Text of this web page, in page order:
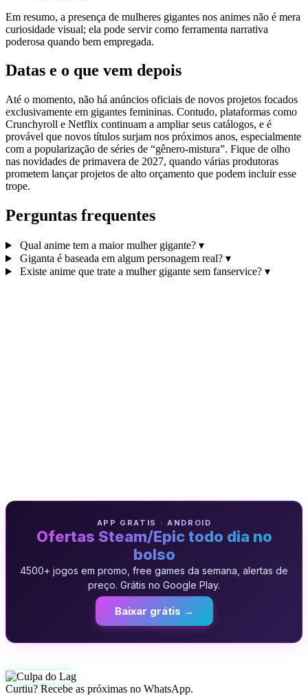
Em resumo, a presença de mulheres gigantes nos animes não é mera
curiosidade visual; ela pode servir como ferramenta narrativa
poderosa quando bem empregada.
Datas e o que vem depois
Até o momento, não há anúncios oficiais de novos projetos focados
exclusivamente em gigantes femininas. Contudo, plataformas como
Crunchyroll e Netflix continuam a ampliar seus catálogos, e é
provável que novos títulos surjam nos próximos anos, especialmente
com a popularização de séries de “gênero‑mistura”. Fique de olho
nas novidades de primavera de 2027, quando várias produtoras
prometem lançar projetos de alto orçamento que podem incluir esse
trope.
Perguntas frequentes
Qual anime tem a maior mulher gigante? ▾
Giganta é baseada em algum personagem real? ▾
Existe anime que trate a mulher gigante sem fanservice? ▾
APP GRATIS · ANDROID
Ofertas Steam/Epic todo dia no
bolso
4500+ jogos em promo, free games da semana, alertas de
preço. Grátis no Google Play.
Baixar grátis →
Curtiu? Recebe as próximas no WhatsApp.